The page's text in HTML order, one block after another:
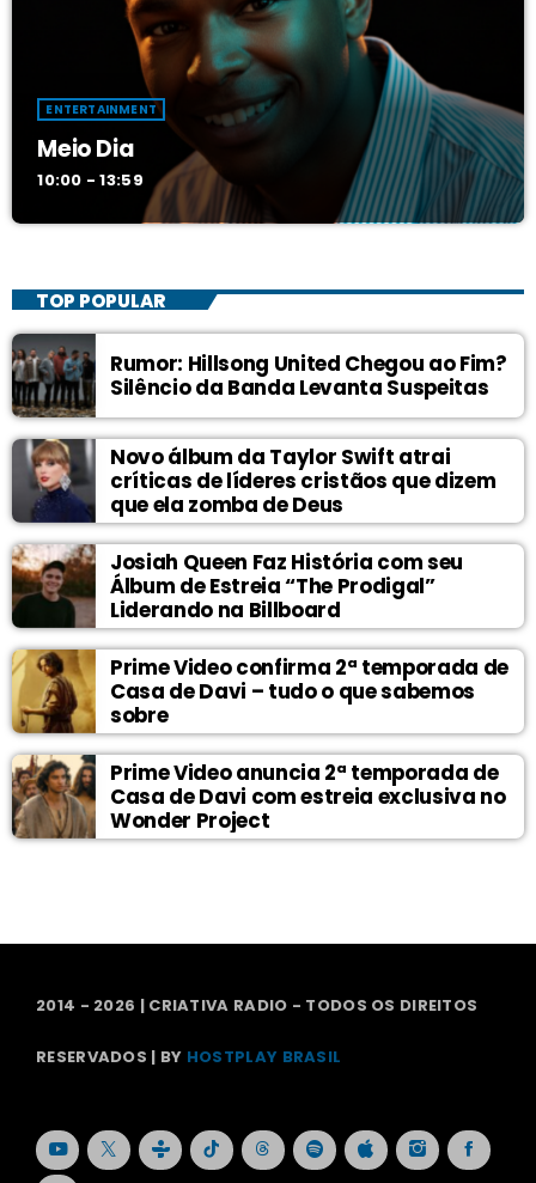
ENTERTAINMENT
Meio Dia
10:00 - 13:59
TOP POPULAR
Rumor: Hillsong United Chegou ao Fim?
Silêncio da Banda Levanta Suspeitas
Novo álbum da Taylor Swift atrai
críticas de líderes cristãos que dizem
que ela zomba de Deus
Josiah Queen Faz História com seu
Álbum de Estreia “The Prodigal”
Liderando na Billboard
Prime Video confirma 2ª temporada de
Casa de Davi – tudo o que sabemos
sobre
Prime Video anuncia 2ª temporada de
Casa de Davi com estreia exclusiva no
Wonder Project
2014 - 2026 | CRIATIVA RADIO - TODOS OS DIREITOS
RESERVADOS | BY HOSTPLAY BRASIL